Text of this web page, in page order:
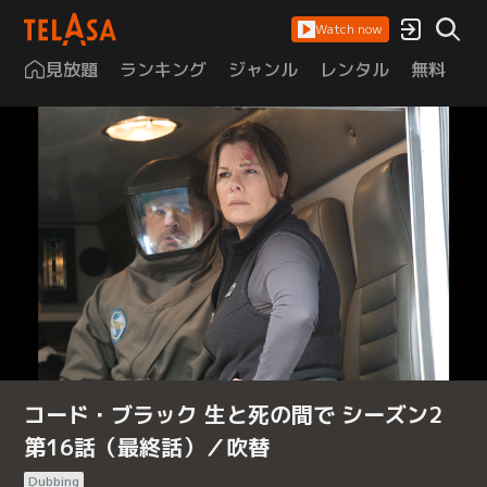
Watch now
見放題 ランキング ジャンル レンタル 無料
コード・ブラック 生と死の間で シーズン2
第16話（最終話）／吹替
Dubbing